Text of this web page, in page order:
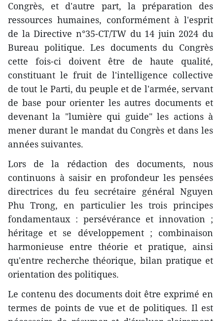
Congrès, et d'autre part, la préparation des
ressources humaines, conformément à l'esprit
de la Directive n°35-CT/TW du 14 juin 2024 du
Bureau politique. Les documents du Congrès
cette fois-ci doivent être de haute qualité,
constituant le fruit de l'intelligence collective
de tout le Parti, du peuple et de l'armée, servant
de base pour orienter les autres documents et
devenant la "lumière qui guide" les actions à
mener durant le mandat du Congrès et dans les
années suivantes.
Lors de la rédaction des documents, nous
continuons à saisir en profondeur les pensées
directrices du feu secrétaire général Nguyen
Phu Trong, en particulier les trois principes
fondamentaux : persévérance et innovation ;
héritage et se développement ; combinaison
harmonieuse entre théorie et pratique, ainsi
qu'entre recherche théorique, bilan pratique et
orientation des politiques.
Le contenu des documents doit être exprimé en
termes de points de vue et de politiques. Il est